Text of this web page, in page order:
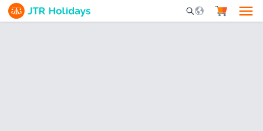
Mobile Search